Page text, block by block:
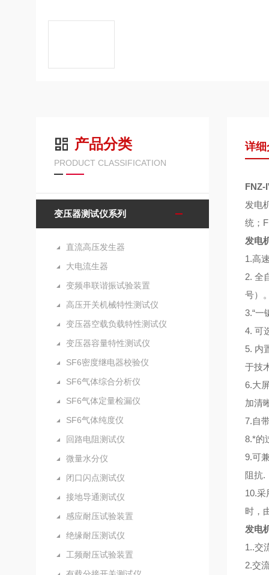
产品分类
PRODUCT CLASSIFICATION
变压器测试仪系列
直流高压发生器
大电流生器
变频串联谐振试验装置
高压开关机械特性测试仪
变压器空载负载特性测试仪
变压器容量特性测试仪
SF6密度继电器校验仪
SF6气体综合分析仪
SF6气体定量检漏仪
SF6气体纯度仪
回路电阻测试仪
微量水分仪
闭口闪点测试仪
接地导通测试仪
感应耐压试验装置
绝缘耐压测试仪
工频耐压试验装置
详细
FNZ-
发电
统；
发电
1.高
2. 全
号）
3.“一
4. 可
5. 内
于技
6.大
加清
7.自
8.*的
9.可
阻抗.
10.
时，
发电
1..
2.